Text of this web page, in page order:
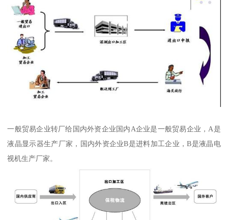
一般贸易企业转厂给国内外资企业国内A企业是一般贸易企业，A是
液晶显示器生产厂家，国内外资企业B是进料加工企业，B是液晶电
视机生产厂家。